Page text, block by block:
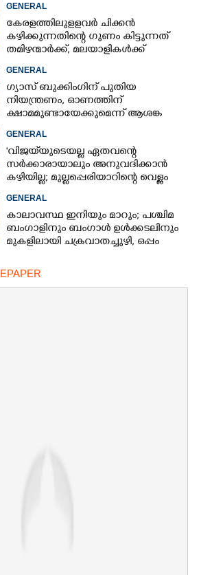
GENERAL
കേരളത്തിലുളളവർ ചിക്കൻ
കഴിക്കുന്നതിന്റെ ഗുണം കിട്ടുന്നത്
തമിഴന്മാർക്ക്, മലയാളികൾക്ക്
GENERAL
ഗ്യാസ് ബുക്കിംഗിന് പുതിയ
നിയന്ത്രണം, ഓണത്തിന്
ക്ഷാമമുണ്ടായേക്കുമെന്ന് ആശങ്ക
GENERAL
'വിജയ്‌യുടെയല്ല ഏതവന്റെ
സർക്കാരായാലും അനുവദിക്കാൻ
കഴിയില്ല; മുല്ലപ്പെരിയാറിന്റെ വെള്ളം
GENERAL
കാലാവസ്ഥ ഇനിയും മാറും; പശ്ചിമ
ബംഗാളിനും ബംഗാൾ ഉൾക്കടലിനും
മുകളിലായി ചക്രവാതച്ചുഴി, ഒപ്പം
EPAPER